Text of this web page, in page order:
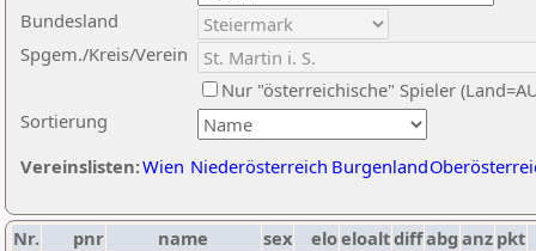
Sortierung
Bundesland
Spgem./Kreis/Verein
Nur "österreichische" Spieler
Vereinslisten:Wien Niederösterreich Burgenland
Nr. pnr name sex eloeloaltdiffabg anz pkt